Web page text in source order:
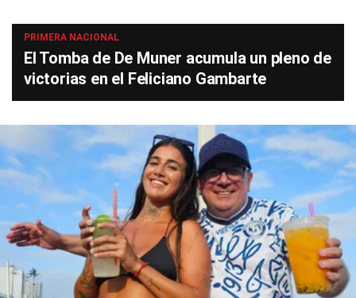
PRIMERA NACIONAL
El Tomba de De Muner acumula un pleno de
victorias en el Feliciano Gambarte